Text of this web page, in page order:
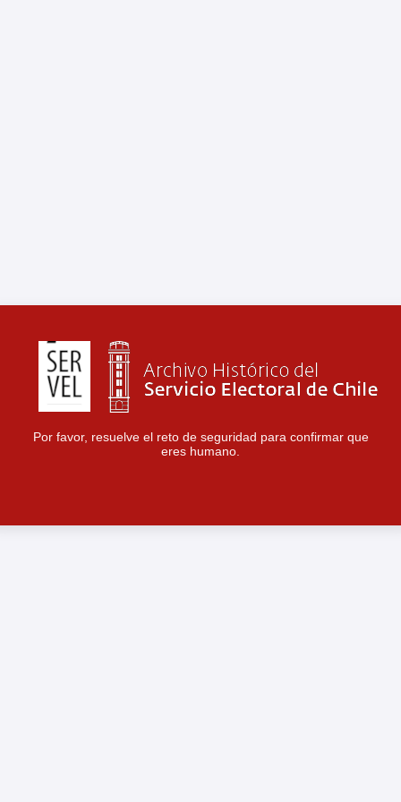
Por favor, resuelve el reto de seguridad para confirmar que
eres humano.